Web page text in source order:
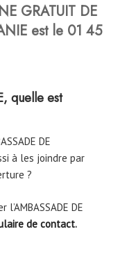
GRATUIT DE
est le 01 45
quelle est
DE
à les joindre par
?
DE
de contact.